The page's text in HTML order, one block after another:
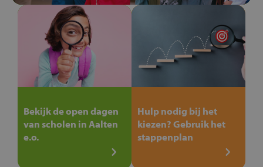
Bekijk de open dagen
van scholen in Aalten
e.o.
Hulp nodig bij het
kiezen? Gebruik het
stappenplan